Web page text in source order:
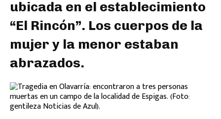
ubicada en el establecimiento
“El Rincón”. Los cuerpos de la
mujer y la menor estaban
abrazados.